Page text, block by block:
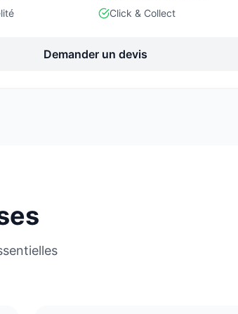
Click & Collect
Demander un devis